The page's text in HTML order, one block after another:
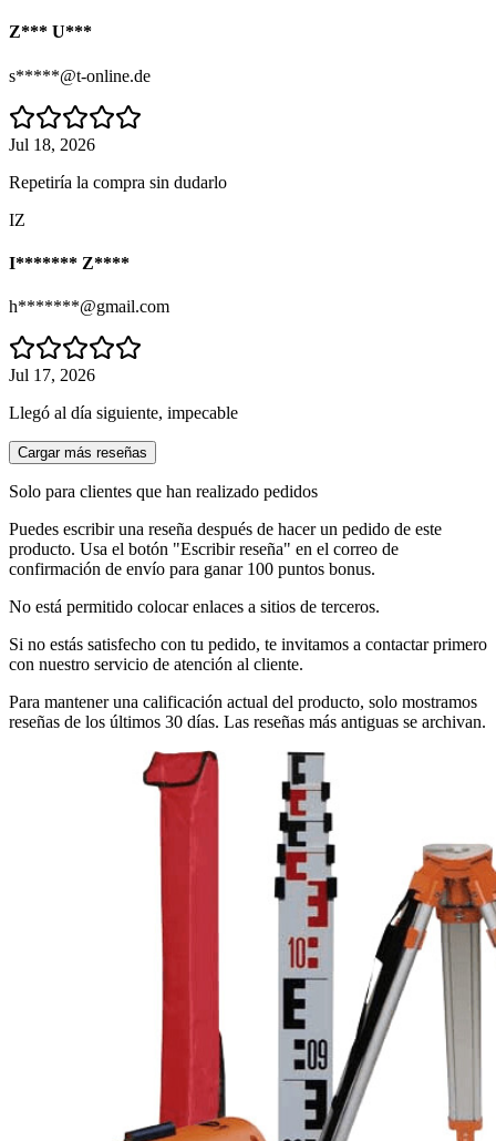
Z*** U***
s*****@t-online.de
Jul 18, 2026
Repetiría la compra sin dudarlo
IZ
I******* Z****
h*******@gmail.com
Jul 17, 2026
Llegó al día siguiente, impecable
Cargar más reseñas
Solo para clientes que han realizado pedidos
Puedes escribir una reseña después de hacer un pedido de este
producto. Usa el botón "Escribir reseña" en el correo de
confirmación de envío para ganar 100 puntos bonus.
No está permitido colocar enlaces a sitios de terceros.
Si no estás satisfecho con tu pedido, te invitamos a contactar primero
con nuestro servicio de atención al cliente.
Para mantener una calificación actual del producto, solo mostramos
reseñas de los últimos 30 días. Las reseñas más antiguas se archivan.